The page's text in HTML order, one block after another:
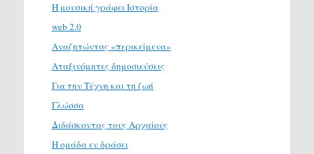
H μουσική γράφει Ιστορία
web 2.0
Αναζητώντας «περικείμενα»
Αταξινόμητες δημοσιεύσεις
Για την Τέχνη και τη ζωή
Γλώσσα
Διδάσκοντας τους Αρχαίους
Η ομάδα εν δράσει